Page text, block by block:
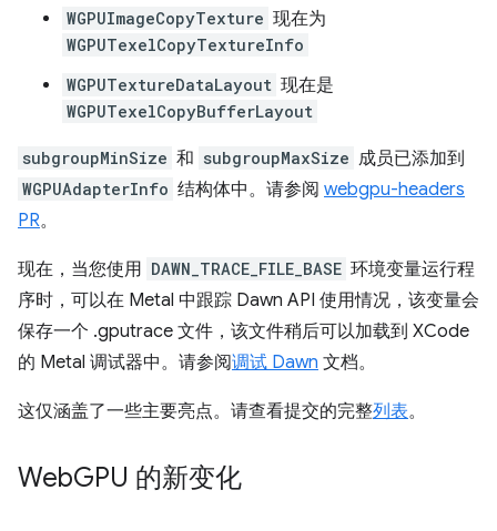
WGPUImageCopyTexture 现在为
WGPUTexelCopyTextureInfo
WGPUTextureDataLayout 现在是
WGPUTexelCopyBufferLayout
subgroupMinSize 和 subgroupMaxSize 成员已添加到
WGPUAdapterInfo 结构体中。请参阅 webgpu-headers
PR。
现在，当您使用 DAWN_TRACE_FILE_BASE 环境变量运行程
序时，可以在 Metal 中跟踪 Dawn API 使用情况，该变量会
保存一个 .gputrace 文件，该文件稍后可以加载到 XCode
的 Metal 调试器中。请参阅调试 Dawn 文档。
这仅涵盖了一些主要亮点。请查看提交的完整列表。
WebGPU 的新变化